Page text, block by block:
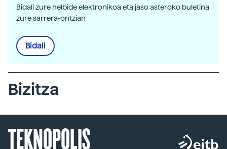
Bidali zure helbide elektronikoa eta jaso asteroko buletina
zure sarrera-ontzian
Bidali
Bizitza
TEKNOPOLIS